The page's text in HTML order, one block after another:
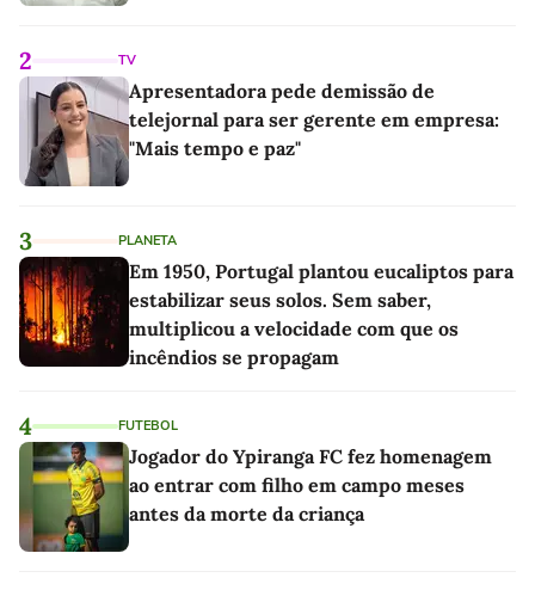
2 TV
Apresentadora pede demissão de
telejornal para ser gerente em empresa:
"Mais tempo e paz"
3 PLANETA
Em 1950, Portugal plantou eucaliptos para
estabilizar seus solos. Sem saber,
multiplicou a velocidade com que os
incêndios se propagam
4 FUTEBOL
Jogador do Ypiranga FC fez homenagem
ao entrar com filho em campo meses
antes da morte da criança